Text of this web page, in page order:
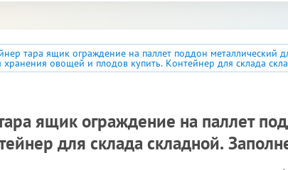
тара ящик ограждение на паллет поддон металлический
хранения овощей и плодов купить. Контейнер для склада
ящик ограждение на паллет
для склада складной.